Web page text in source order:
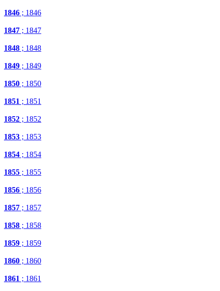
1846 ; 1846
1847 ; 1847
1848 ; 1848
1849 ; 1849
1850 ; 1850
1851 ; 1851
1852 ; 1852
1853 ; 1853
1854 ; 1854
1855 ; 1855
1856 ; 1856
1857 ; 1857
1858 ; 1858
1859 ; 1859
1860 ; 1860
1861 ; 1861